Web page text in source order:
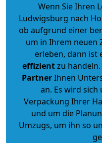
Wenn Sie Ihren
Ludwigsburg nach
ob aufgrund einer
um in Ihrem neuen
erleben, dann ist
effizientzu handeln.
PartnerIhnen
an. Es wird
Verpackung Ihrer
und um die
Umzugs, um ihn so